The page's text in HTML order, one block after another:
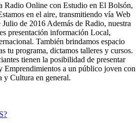
Online con Estudio en El Bolsón,
en el aire, transmitiendo vía Web
de 2016 Además de Radio, nuestra
presentación información Local,
También brindamos espacio
tu programa, dictamos talleres y cursos.
tienen la posibilidad de presentar
Emprendimientos a un público joven con
y Cultura en general.